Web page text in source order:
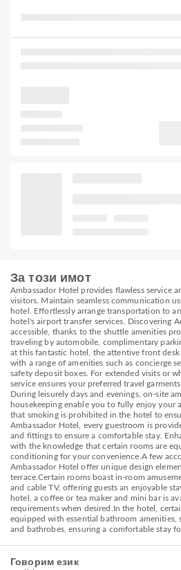
За този имот
Ambassador Hotel provides flawless service
visitors. Maintain seamless communication
hotel. Effortlessly arrange transportation to
hotel's airport transfer services. Discovering
accessible, thanks to the shuttle amenities
traveling by automobile, complimentary
at this fantastic hotel, the attentive front
with a range of amenities such as concierge
safety deposit boxes. For extended visits or
service ensures your preferred travel
During leisurely days and evenings, on-site
housekeeping enable you to fully enjoy your
that smoking is prohibited in the hotel to
Ambassador Hotel, every guestroom is
and fittings to ensure a comfortable stay.
with the knowledge that certain rooms are
conditioning for your convenience.A few
Ambassador Hotel offer unique design
terrace.Certain rooms boast in-room
and cable TV, offering guests an enjoyable
hotel, a coffee or tea maker and mini bar is
requirements when desired.In the hotel,
equipped with essential bathroom amenities,
and bathrobes, ensuring a comfortable stay
Говорим език